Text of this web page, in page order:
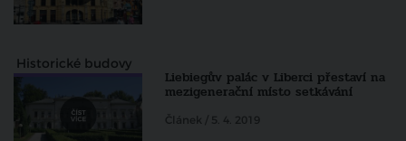
Historické budovy
Liebiegův palác v Liberci přestaví na
mezigenerační místo setkávání
Článek / 5. 4. 2019